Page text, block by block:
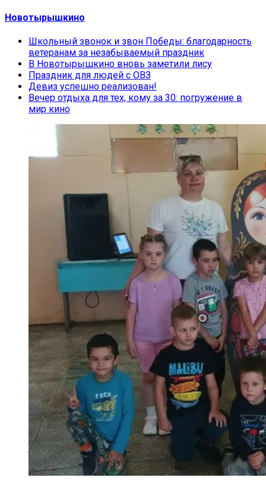
Новотырышкино
Школьный звонок и звон Победы: благодарность
ветеранам за незабываемый праздник
В Новотырышкино вновь заметили лису
Праздник для людей с ОВЗ
Девиз успешно реализован!
Вечер отдыха для тех, кому за 30: погружение в
мир кино